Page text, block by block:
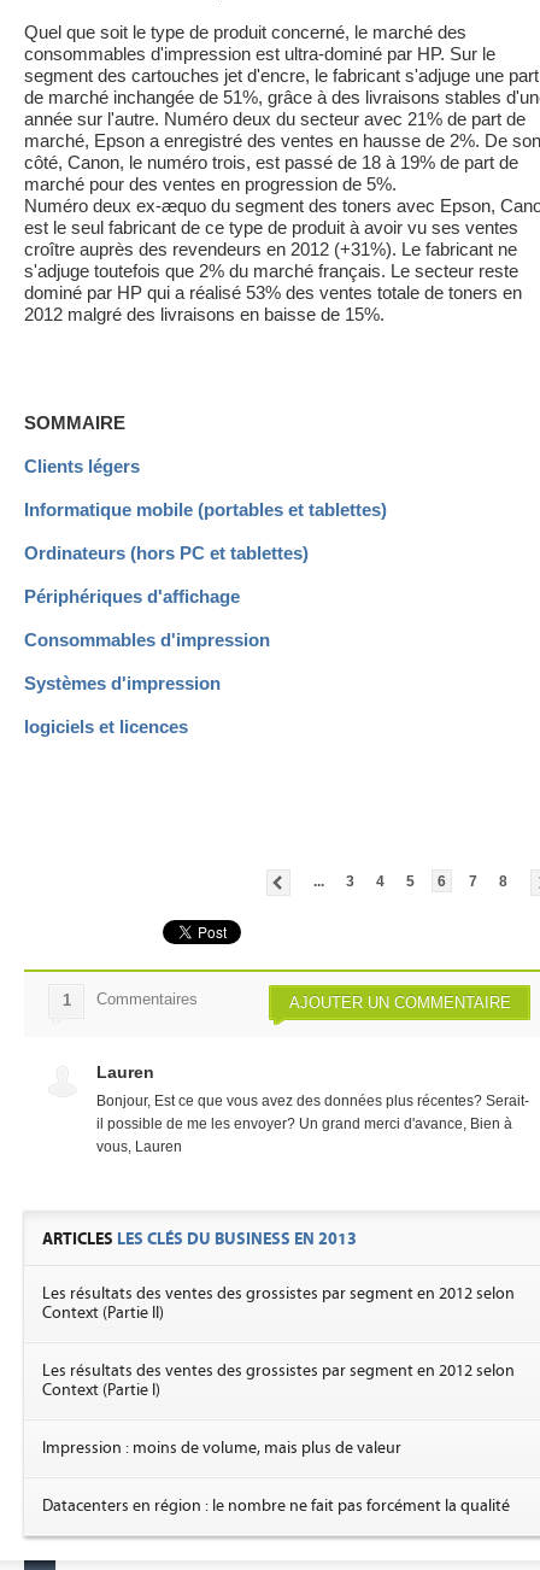
Quel que soit le type de produit concerné, le marché des
consommables d'impression est ultra-dominé par HP. Sur le
segment des cartouches jet d'encre, le fabricant s'adjuge une part
de marché inchangée de 51%, grâce à des livraisons stables
année sur l'autre. Numéro deux du secteur avec 21% de part de
marché, Epson a enregistré des ventes en hausse de 2%. De son
côté, Canon, le numéro trois, est passé de 18 à 19% de part de
marché pour des ventes en progression de 5%.
Numéro deux ex-æquo du segment des toners avec Epson,
est le seul fabricant de ce type de produit à avoir vu ses ventes
croître auprès des revendeurs en 2012 (+31%). Le fabricant ne
s'adjuge toutefois que 2% du marché français. Le secteur reste
dominé par HP qui a réalisé 53% des ventes totale de toners en
2012 malgré des livraisons en baisse de 15%.
SOMMAIRE
Clients légers
Informatique mobile (portables et tablettes)
Ordinateurs (hors PC et tablettes)
Périphériques d'affichage
Consommables d'impression
Systèmes d'impression
logiciels et licences
... 3 4 5 6 7 8
AJOUTER UN COMMENTAIRE
1 Commentaires
Lauren
Bonjour, Est ce que vous avez des données plus récentes? Serait-
il possible de me les envoyer? Un grand merci d'avance, Bien à
vous, Lauren
ARTICLES LES CLÉS DU BUSINESS EN 2013
Les résultats des ventes des grossistes par segment en 2012 selon
Context (Partie II)
Les résultats des ventes des grossistes par segment en 2012 selon
Context (Partie I)
Impression : moins de volume, mais plus de valeur
Datacenters en région : le nombre ne fait pas forcément la qualité